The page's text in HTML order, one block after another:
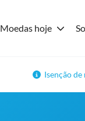
Moedas hoje
Isenção